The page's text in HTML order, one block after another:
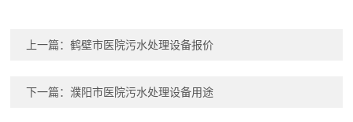
上一篇：鹤壁市医院污水处理设备报价
下一篇：濮阳市医院污水处理设备用途